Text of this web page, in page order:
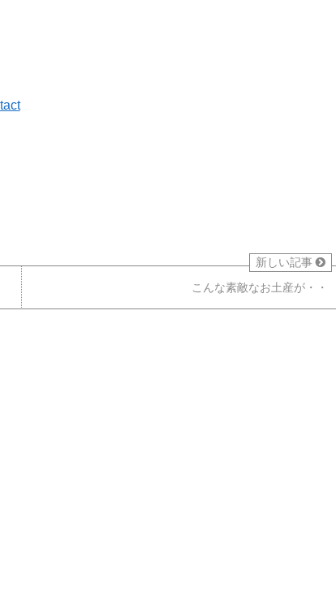
新しい記事
こんな素敵なお土産が・・